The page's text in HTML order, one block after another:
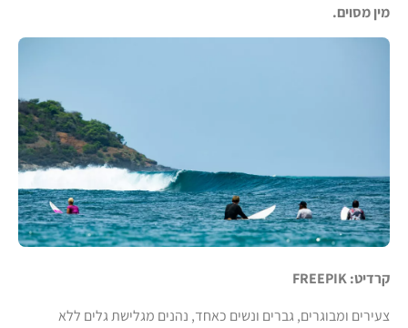
מין מסוים.
קרדיט:FREEPIK
צעירים ומבוגרים, גברים ונשים כאחד, נהנים מגלישת גלים ללא